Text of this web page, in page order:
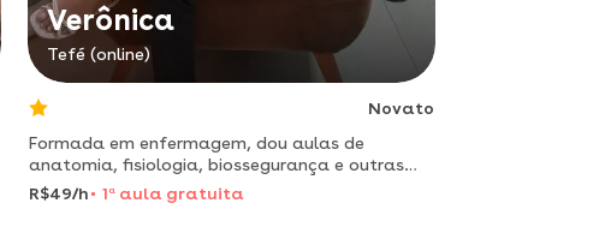
Verônica
Tefé (online)
Novato
Formada em enfermagem, dou aulas de
anatomia, fisiologia, biossegurança e outras
disciplina.
R$49/h 1 aaula gratuita